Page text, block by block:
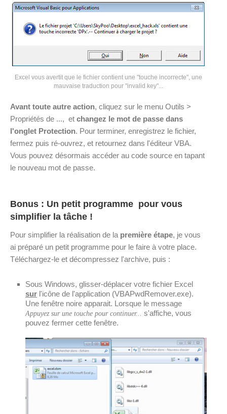
Excel vous avertit que le fichier contient une "touche incorrecte", une
mauvaise traduction pour "invalid key"...
Avant toute autre action, cliquez sur le menu Outils >
Propriétés de ..., et changez le mot de passe dans
l'onglet Protection. Pour terminer, enregistrez le fichier,
fermez puis ré-ouvrez, et retournez dans l'éditeur VBA.
Vous pouvez désormais accéder au code source en tapant
le nouveau mot de passe.
Bonus : Un petit programme pour vous
simplifier la tâche !
Pour simplifier la réalisation de la première étape, je vous
ai préparé un petit programme pour le faire à votre place.
Téléchargez-le et décompressez l'archive, puis :
Sous Windows, glisser-déplacer votre fichier Excel
sur l'icône de l'application (VBAPwdRemover.exe).
Une fenêtre noire apparait. Lorsque le message
Appuyez sur une touche pour continuer... s'affiche, vous
pouvez fermer cette fenêtre.